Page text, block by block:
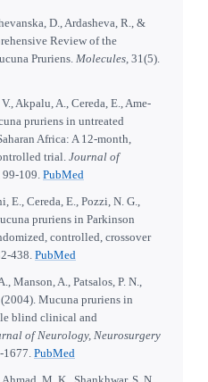
D., Ardasheva, R., &
Review of the
Pruriens. Molecules , 31(5).
Akpalu, A., Cereda, E., Ame-
pruriens in untreated
Africa: A 12-month,
trial. Journal of
99-109. PubMed
E., Cereda, E., Pozzi, N. G.,
pruriens in Parkinson
controlled, crossover
438. PubMed
Manson, A., Patsalos, P. N.,
Mucuna pruriens in
blind clinical and
of Neurology, Neurosurgery
1677. PubMed